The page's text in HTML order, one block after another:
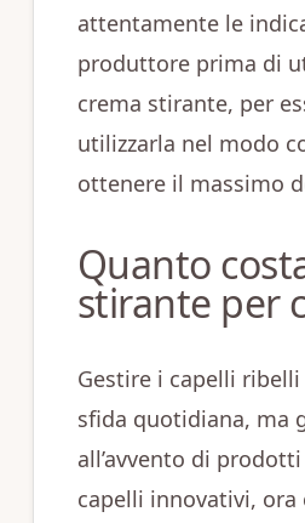
attentamente le
produttore prima di
crema stirante, per
utilizzarla nel modo
ottenere il massimo
Quanto
stirante per
Gestire i capelli
sfida quotidiana, ma
all’avvento di
capelli innovativi, ora